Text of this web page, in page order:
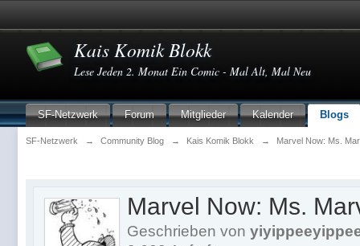
Kais Komik Blokk
Lese Jeden 2. Monat Ein Comic - Mal Alt, Mal Neu
SF-Netzwerk Forum Mitglieder Kalender Blogs
SF-Netzwerk → Community Blog → Kais Komik Blokk → Marvel Now: Ms.
Marvel Now: Ms.
Geschrieben von